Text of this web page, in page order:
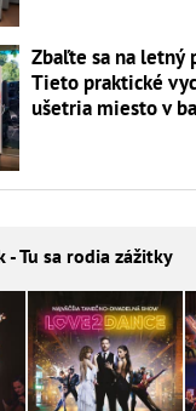
Zbaľte sa na letný
Tieto praktické
ušetria miesto v
- Tu sa rodia zážitky